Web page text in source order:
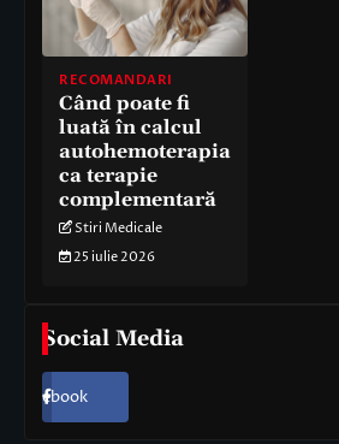
RECOMANDARI
Când poate fi
luată în calcul
autohemoterapia
ca terapie
complementară
Stiri Medicale
25 iulie 2026
Social Media
Facebook